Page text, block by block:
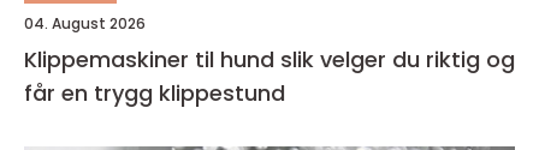
04. August 2026
Klippemaskiner til hund slik velger du riktig og
får en trygg klippestund